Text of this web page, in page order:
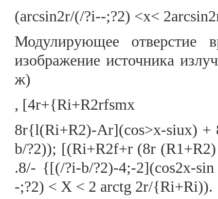
(arcsin2r/(/?i--;?2) <x<
Модулирующее отверстие
изображение источника
ж)
, [4r+{Ri+R2rfsmx
8r{l(Ri+R2)-Ar](cos>x-siux) +
b/?2)); [(Ri+R2f+r (8r
.8/- {[(/?i-b/?2)-4;-2](cos2x-
-;?2) < X < 2 arctg 2r/{Ri+Ri)).